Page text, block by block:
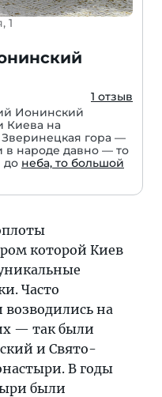
1
1 отзыв
Ионинский
Киева на
гора —
в народе давно — то
до неба, то большой
которой Киев
Часто
на
— так были
и Свято-
В годы
были